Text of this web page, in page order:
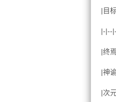
|目
|-|--
|终
|神
|次